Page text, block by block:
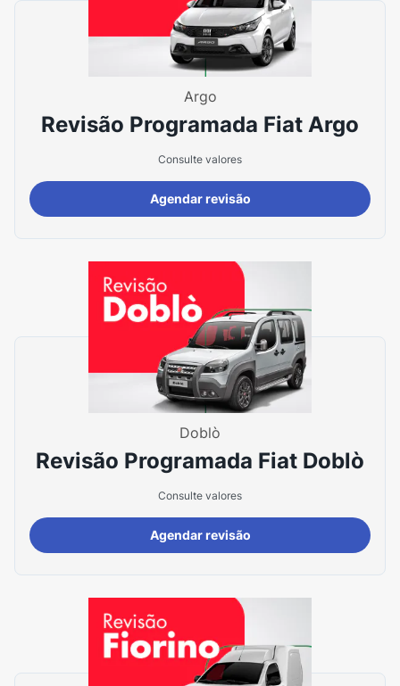
Argo
Revisão Programada Fiat Argo
Consulte valores
Agendar revisão
Doblò
Revisão Programada Fiat Doblò
Consulte valores
Agendar revisão